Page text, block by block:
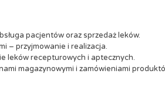
pacjentów oraz sprzedaż leków.
– przyjmowanie i realizacja.
leków recepturowych i aptecznych.
magazynowymi i zamówieniami